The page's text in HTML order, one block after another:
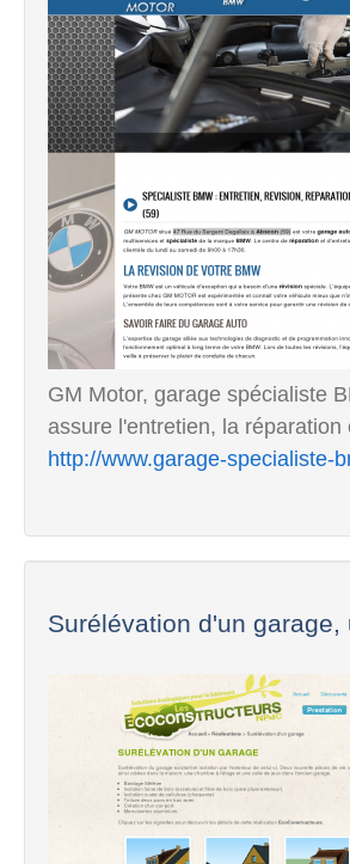
GM Motor, garage spécialiste
assure l'entretien, la
http://www.garage-specialiste-
Surélévation d'un